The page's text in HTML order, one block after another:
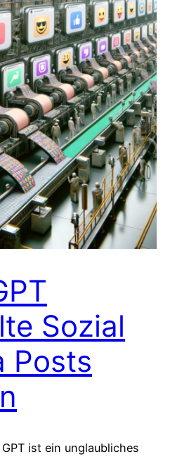
Sozial
Posts
ist ein unglaubliches